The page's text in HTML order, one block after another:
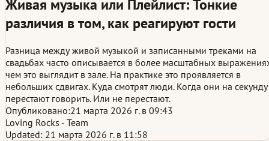
Живая музыка или Плейлист: Тонкие
различия в том, как реагируют гости
Разница между живой музыкой и записанными треками на
свадьбах часто описывается в более масштабных
чем это выглядит в зале. На практике это проявляется в
небольших сдвигах. Куда смотрят люди. Когда они на секунду
перестают говорить. Или не перестают.
Опубликовано:21 марта 2026 г. в 09:43
Loving Rocks - Team
Updated: 21 марта 2026 г. в 11:58